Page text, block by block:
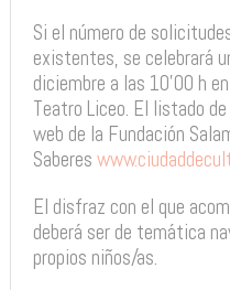
Si el número de
existentes, se celebrará
diciembre a las 10’00 h
Teatro Liceo. El listado
web de la Fundación
Saberes
El disfraz con el que
deberá ser de temática
propios niños/as.